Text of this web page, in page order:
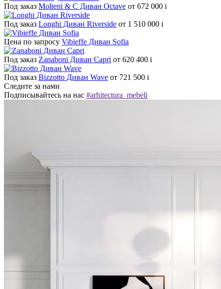
Под заказ Molteni & C Диван Octave от 672 000 i
Под заказ Longhi Диван Riverside от 1 510 000 i
Цена по запросу Vibieffe Диван Sofia
Под заказ Zanaboni Диван Capri от 620 400 i
Под заказ Bizzotto Диван Wave от 721 500 i
Следите за нами
Подписывайтесь на нас #arhitectura_mebeli